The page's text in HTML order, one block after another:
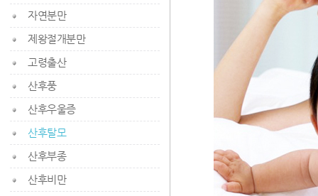
자연분만
제왕절개분만
고령출산
산후풍
산후우울증
산후탈모
산후부종
산후비만